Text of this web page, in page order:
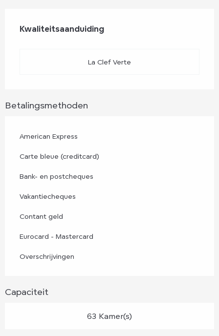
Kwaliteitsaanduiding
Kwaliteitsaanduiding
La Clef Verte
Betalingsmethoden
American Express
Carte bleue (creditcard)
Bank- en postcheques
Vakantiecheques
Contant geld
Eurocard - Mastercard
Overschrijvingen
Capaciteit
63 Kamer(s)